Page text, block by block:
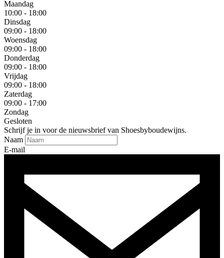
Maandag
10:00 - 18:00
Dinsdag
09:00 - 18:00
Woensdag
09:00 - 18:00
Donderdag
09:00 - 18:00
Vrijdag
09:00 - 18:00
Zaterdag
09:00 - 17:00
Zondag
Gesloten
Schrijf je in voor de nieuwsbrief van Shoesbyboudewijns.
Naam
E-mail